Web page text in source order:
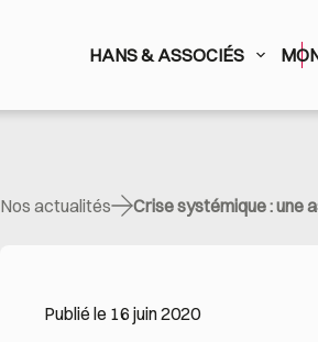
HANS & ASSOCIÉS
Nos actualités Crise systémique : une
Publié le 16 juin 2020